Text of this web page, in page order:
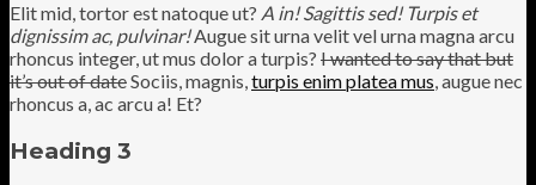
Elit mid, tortor est natoque ut? A in! Sagittis sed! Turpis et
dignissim ac, pulvinar!Augue sit urna velit vel urna magna arcu
rhoncus integer, ut mus dolor a turpis? I wanted to say that but
it’s out of dateSociis, magnis,turpis enim platea mus, augue nec
rhoncus a, ac arcu a! Et?
Heading 3